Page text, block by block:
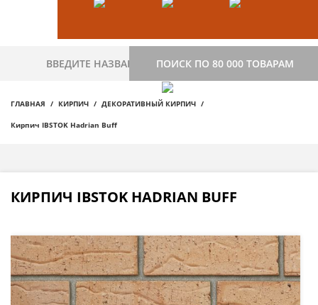
ПОИСК ПО 80 000 ТОВАРАМ
ГЛАВНАЯ КИРПИЧ ДЕКОРАТИВНЫЙ КИРПИЧ
Кирпич IBSTOK Hadrian Buff
КИРПИЧ IBSTOK HADRIAN BUFF